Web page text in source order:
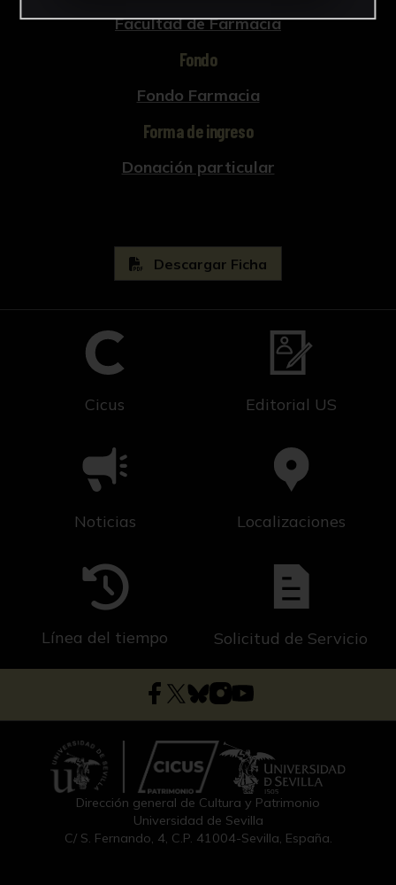
Facultad de Farmacia
Fondo
Fondo Farmacia
Forma de ingreso
Donación particular
Descargar Ficha
Cicus Editorial US
Noticias Localizaciones
Línea del tiempo Solicitud de Servicio
Dirección general de Cultura y Patrimonio
Universidad de Sevilla
C/ S. Fernando, 4, C.P. 41004-Sevilla, España.